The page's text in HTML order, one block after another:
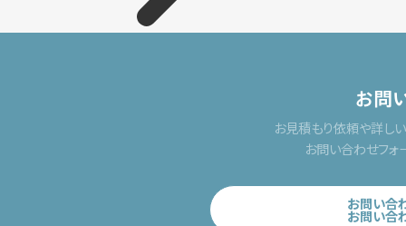
お問
お見積もり依頼や詳し
お問い合わせフォ
お問い合
お問い合